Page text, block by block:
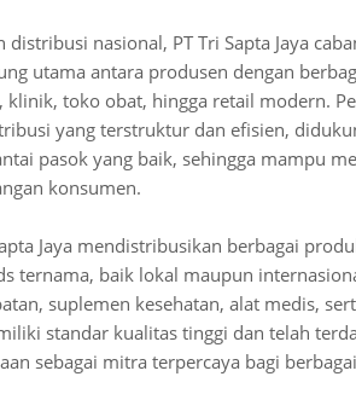
nasional, PT Tri Sapta Jaya
utama antara produsen dengan
klinik, toko obat, hingga retail modern.
yang terstruktur dan efisien,
pasok yang baik, sehingga mampu
konsumen.
Jaya mendistribusikan berbagai
ternama, baik lokal maupun
suplemen kesehatan, alat medis,
standar kualitas tinggi dan telah
sebagai mitra terpercaya bagi